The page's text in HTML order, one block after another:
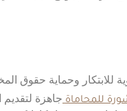
للابتكار وحماية حقوق
للمحاماة جاهزة